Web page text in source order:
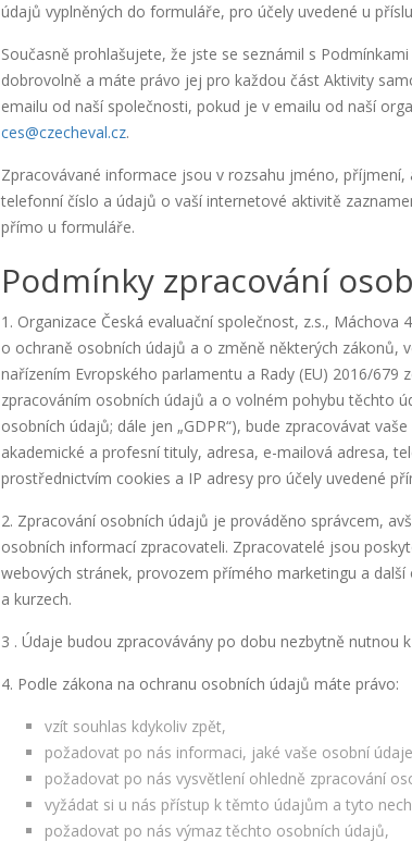
údajů vyplněných do formuláře, pro účely uvedené u
Současně prohlašujete, že jste se seznámil s
dobrovolně a máte právo jej pro každou část Aktivity
emailu od naší společnosti, pokud je v emailu od naší
ces@czecheval.cz.
Zpracovávané informace jsou v rozsahu jméno,
telefonní číslo a údajů o vaší internetové aktivitě
přímo u formuláře.
Podmínky zpracování
1. Organizace Česká evaluační společnost, z.s.,
o ochraně osobních údajů a o změně některých zákonů,
nařízením Evropského parlamentu a Rady (EU) 2016/
zpracováním osobních údajů a o volném pohybu těchto
osobních údajů; dále jen „GDPR“), bude zpracovávat
akademické a profesní tituly, adresa, e-mailová adresa,
prostřednictvím cookies a IP adresy pro účely uvedené
2. Zpracování osobních údajů je prováděno správcem,
osobních informací zpracovateli. Zpracovatelé jsou
webových stránek, provozem přímého marketingu a
a kurzech.
3 . Údaje budou zpracovávány po dobu nezbytně nutnou
4. Podle zákona na ochranu osobních údajů máte právo:
vzít souhlas kdykoliv zpět,
požadovat po nás informaci, jaké vaše osobní
požadovat po nás vysvětlení ohledně zpracování
vyžádat si u nás přístup k těmto údajům a tyto
požadovat po nás výmaz těchto osobních údajů,